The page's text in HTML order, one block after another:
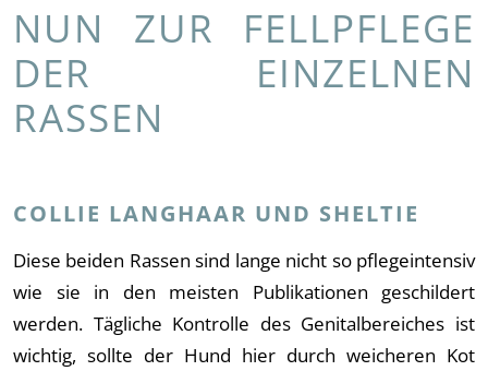
NUN ZUR FELLPFLEGE
DER EINZELNEN
RASSEN
COLLIE LANGHAAR UND SHELTIE
Diese beiden Rassen sind lange nicht so pflegeintensiv
wie sie in den meisten Publikationen geschildert
werden. Tägliche Kontrolle des Genitalbereiches ist
wichtig, sollte der Hund hier durch weicheren Kot